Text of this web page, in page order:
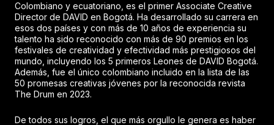
Colombiano y ecuatoriano, es el primer Associate Creative
Director de DAVID en Bogotá. Ha desarrollado su carrera en
esos dos países y con más de 10 años de experiencia su
talento ha sido reconocido con más de 90 premios en los
festivales de creatividad y efectividad más prestigiosos del
mundo, incluyendo los 5 primeros Leones de DAVID Bogotá.
Además, fue el único colombiano incluido en la lista de las
50 promesas creativas jóvenes por la reconocida revista
The Drum en 2023.
De todos sus logros, el que más orgullo le genera es haber